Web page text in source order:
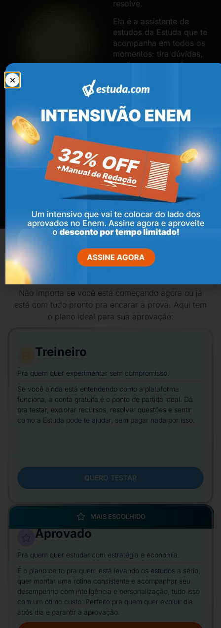
resolve.
Ela é a assistente de
estudos da Estuda que te
acompanha em todos os
momentos: tira dúvidas,
explica o que você errou,
ainda te ajuda a revisar o
É como ter uma mentora
pronta pra te ajudar a
estudar melhor, sempre
que você precisar.
QUERO ESTUDAR
COM A DUDA
Qual plano tem mais a ver
Não importa se você está começando agora ou já
está com tudo pronto pra encarar a prova. Aqui tem
o plano ideal para sua aprovação:
Treineiro
Pra quem quer experimentar sem compromisso.
Se você ainda está entendendo como a plataforma
funciona, a conta gratuita é o ponto de partida ideal. Dá
pra testar, explorar recursos, resolver questões e sentir
como a Estuda pode te ajudar, sem pagar nada por isso.
QUERO TESTAR
MAIS ESCOLHIDO
Aprovado
Pra quem quer estudar com estratégia e economia.
É o plano certo pra quem está levando os estudos a sério,
quer montar uma rotina consistente e acompanhar seu
desempenho com inteligência e personalização, tudo isso
com um ótimo custo. Perfeito pra quem quer evoluir dia
após dia e garantir a aprovação.